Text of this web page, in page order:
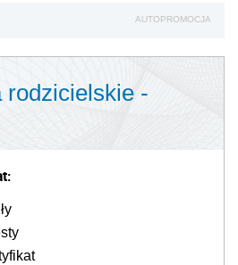
AUTOPROMOCJA
rodzicielskie -